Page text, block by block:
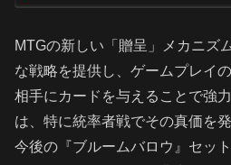
MTGの新しい「贈呈」メカニズ
な戦略を提供し、ゲームプレイ
相手にカードを与えることで強
は、特に統率者戦でその真価を発
今後の『ブルームバロウ』セッ